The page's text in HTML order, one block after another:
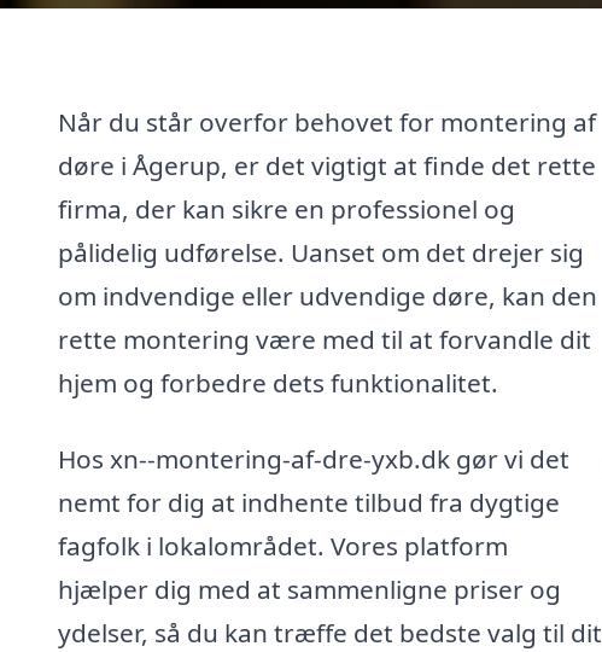
Når du står overfor behovet for montering af
døre i Ågerup, er det vigtigt at finde det rette
firma, der kan sikre en professionel og
pålidelig udførelse. Uanset om det drejer sig
om indvendige eller udvendige døre, kan den
rette montering være med til at forvandle dit
hjem og forbedre dets funktionalitet.
Hos xn--montering-af-dre-yxb.dk gør vi det
nemt for dig at indhente tilbud fra dygtige
fagfolk i lokalområdet. Vores platform
hjælper dig med at sammenligne priser og
ydelser, så du kan træffe det bedste valg til dit